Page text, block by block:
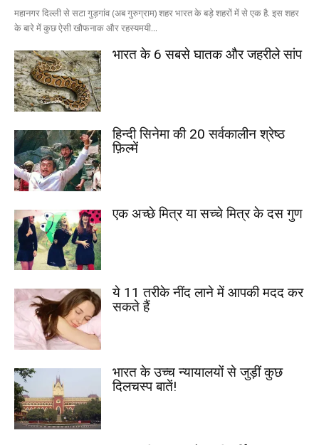
महानगर दिल्ली से सटा गुड़गांव (अब गुरुग्राम) शहर भारत के बड़े शहरों में से एक है. इस शहर
के बारे में कुछ ऐसी खौफनाक और रहस्यमयी...
भारत के 6 सबसे घातक और जहरीले सांप
हिन्दी सिनेमा की 20 सर्वकालीन श्रेष्ठ
फ़िल्में
एक अच्छे मित्र या सच्चे मित्र के दस गुण
ये 11 तरीके नींद लाने में आपकी मदद कर
सकते हैं
भारत के उच्च न्यायालयों से जुड़ीं कुछ
दिलचस्प बातें!